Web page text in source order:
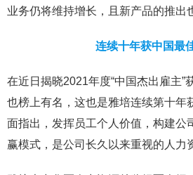
业务仍将维持增长，且新产品的推出
连续十年获中国最
在近日揭晓2021年度“中国杰出雇主”
也榜上有名，这也是雅培连续第十年
面指出，发挥员工个人价值，构建公
赢模式，是公司长久以来重视的人力